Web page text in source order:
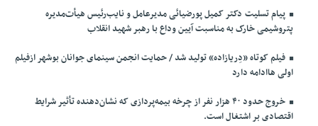
پیام تسلیت دکتر کمیل پورضیائی مدیرعامل و نایب‌رئیس هیأت‌مدیره
پتروشیمی خارک به مناسبت آیین وداع با رهبر شهید انقلاب
فیلم کوتاه «دِریازاده» تولید شد / حمایت انجمن سینمای جوانان بوشهر ازفیلم
اولی هاادامه دارد
خروج حدود ۴۰ هزار نفر از چرخه بیمه‌پردازی که نشان‌دهنده تأثیر شرایط
اقتصادی بر اشتغال است.